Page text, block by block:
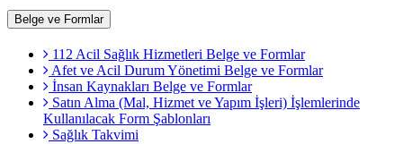
Belge ve Formlar
112 Acil Sağlık Hizmetleri Belge ve Formlar
Afet ve Acil Durum Yönetimi Belge ve Formlar
İnsan Kaynakları Belge ve Formlar
Satın Alma (Mal, Hizmet ve Yapım İşleri) İşlemlerinde
Kullanılacak Form Şablonları
Sağlık Takvimi